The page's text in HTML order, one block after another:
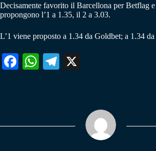
Decisamente favorito il Barcellona per Betflag
propongono l’1 a 1.35, il 2 a 3.03.
L’1 viene proposto a 1.34 da Goldbet; a 1.34
Fa W
pp
Te
m